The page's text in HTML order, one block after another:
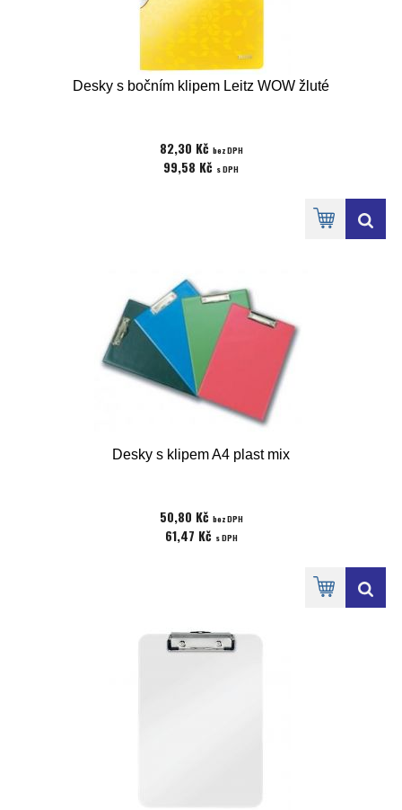
Desky s bočním klipem Leitz WOW žluté
82,30 Kč bez DPH
99,58 Kč s DPH
Desky s klipem A4 plast mix
50,80 Kč bez DPH
61,47 Kč s DPH